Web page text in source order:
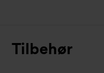
Tilbehør